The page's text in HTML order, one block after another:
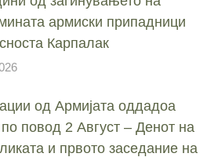
армиски припадници
Карпалак
од Армијата оддадоа
по повод 2 Август – Денот на
и првото заседание на